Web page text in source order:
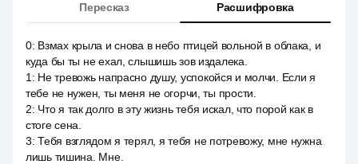
Пересказ Расшифровка
0: Взмах крыла и снова в небо птицей вольной в облака, и
куда бы ты не ехал, слышишь зов издалека.
1 : Не тревожь напрасно душу, успокойся и молчи. Если я
тебе не нужен, ты меня не огорчи, ты прости.
2: Что я так долго в эту жизнь тебя искал, что порой как в
стоге сена.
3:Тебя взглядом я терял, я тебя не потревожу, мне нужна
лишь тишина. Мне.